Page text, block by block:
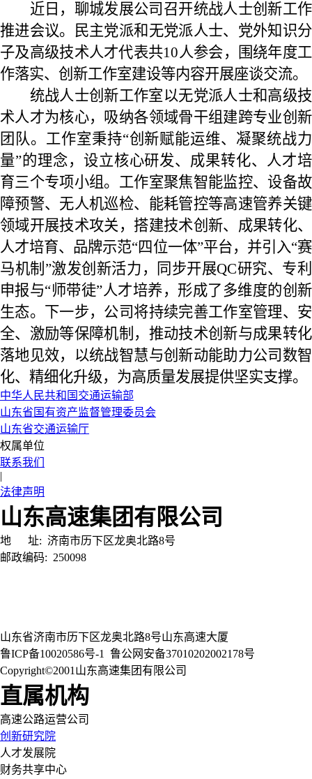
近日，聊城发展公司召开统战人士创新工作
推进会议。民主党派和无党派人士、党外知识分
子及高级技术人才代表共10人参会，围绕年度工
作落实、创新工作室建设等内容开展座谈交流。
统战人士创新工作室以无党派人士和高级技
术人才为核心，吸纳各领域骨干组建跨专业创新
团队。工作室秉持“创新赋能运维、凝聚统战力
量”的理念，设立核心研发、成果转化、人才培
育三个专项小组。工作室聚焦智能监控、设备故
障预警、无人机巡检、能耗管控等高速管养关键
领域开展技术攻关，搭建技术创新、成果转化、
人才培育、品牌示范“四位一体”平台，并引入“赛
马机制”激发创新活力，同步开展QC研究、专利
申报与“师带徒”人才培养，形成了多维度的创新
生态。下一步，公司将持续完善工作室管理、安
全、激励等保障机制，推动技术创新与成果转化
落地见效，以统战智慧与创新动能助力公司数智
化、精细化升级，为高质量发展提供坚实支撑。
中华人民共和国交通运输部
山东省国有资产监督管理委员会
山东省交通运输厅
权属单位
联系我们
|
法律声明
山东高速集团有限公司
地 址: 济南市历下区龙奥北路8号
邮政编码: 250098
山东省济南市历下区龙奥北路8号山东高速大厦
鲁ICP备10020586号-1
鲁公网安备37010202002178号
Copyright©2001山东高速集团有限公司
直属机构
高速公路运营公司
创新研究院
人才发展院
财务共享中心